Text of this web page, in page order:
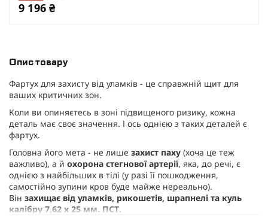
Опис товару
Фартух для захисту від уламків - це справжній щит для
ваших критичних зон.
Коли ви опиняєтесь в зоні підвищеного ризику, кожна
деталь має своє значення. І ось однією з таких деталей є
фартух.
Головна його мета - не лише захист паху (хоча це теж
важливо), а й охорона стегнової артерії, яка, до речі, є
однією з найбільших в тілі (у разі її пошкодження,
самостійно зупини кров буде майже нереально).
Він захищає від уламків, рикошетів, шрапнелі та куль
калібру 7,62 х 25 мм. ПСТ.
9 196 ₴